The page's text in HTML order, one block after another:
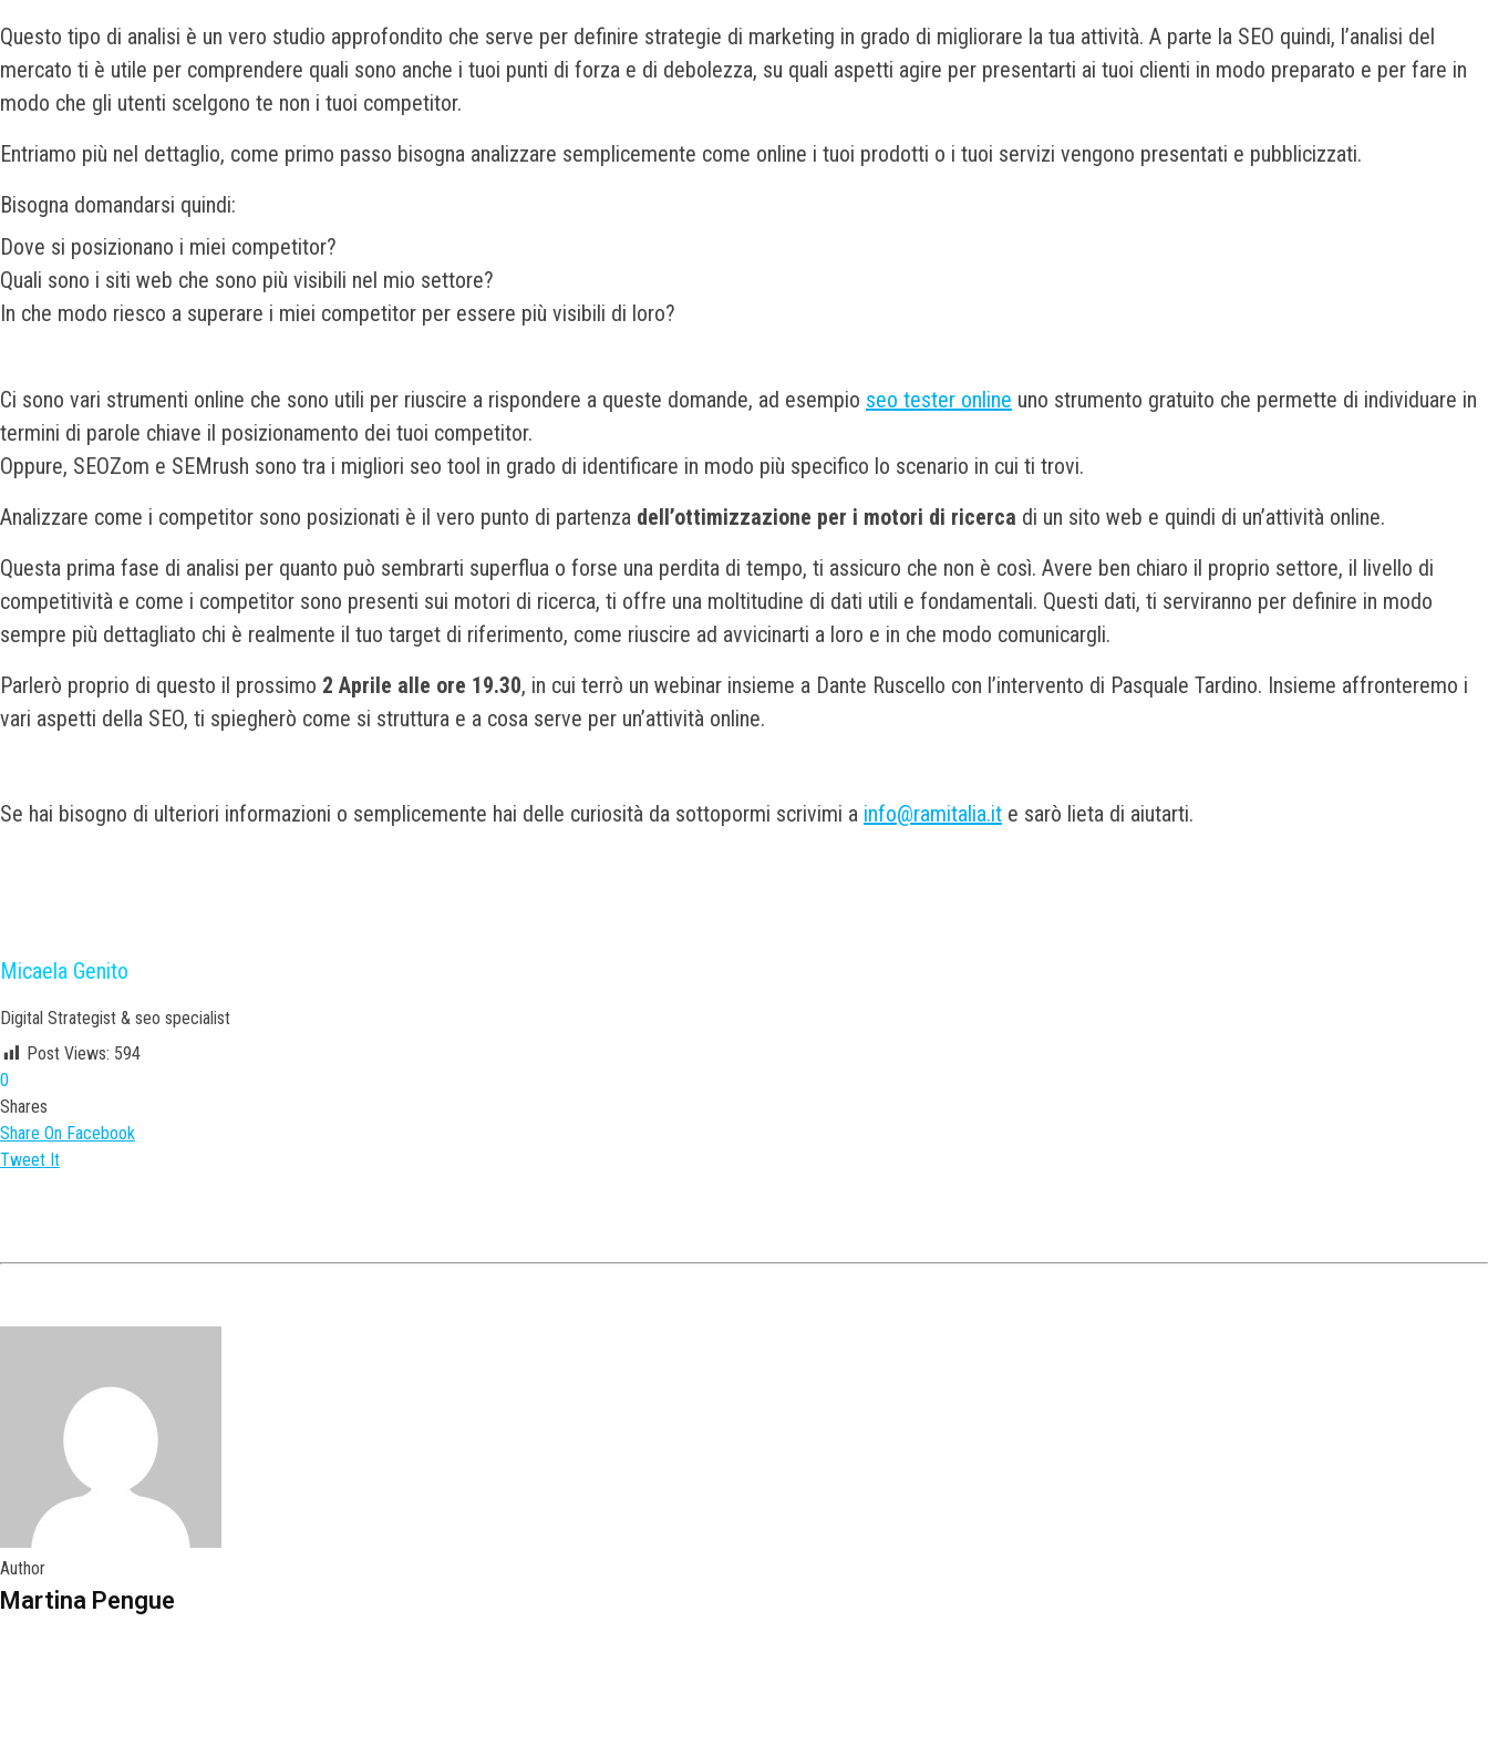
Questo tipo di analisi è un vero studio approfondito che serve per definire strategie di marketing in grado di migliorare la tua attività. A parte la SEO quindi, l’analisi del
mercato ti è utile per comprendere quali sono anche i tuoi punti di forza e di debolezza, su quali aspetti agire per presentarti ai tuoi clienti in modo preparato e per fare in
modo che gli utenti scelgono te non i tuoi competitor.
Entriamo più nel dettaglio, come primo passo bisogna analizzare semplicemente come online i tuoi prodotti o i tuoi servizi vengono presentati e pubblicizzati.
Bisogna domandarsi quindi:
Dove si posizionano i miei competitor?
Quali sono i siti web che sono più visibili nel mio settore?
In che modo riesco a superare i miei competitor per essere più visibili di loro?
Ci sono vari strumenti online che sono utili per riuscire a rispondere a queste domande, ad esempio seo tester online uno strumento gratuito che permette di individuare in
termini di parole chiave il posizionamento dei tuoi competitor.
Oppure, SEOZom e SEMrush sono tra i migliori seo tool in grado di identificare in modo più specifico lo scenario in cui ti trovi.
Analizzare come i competitor sono posizionati è il vero punto di partenza dell’ottimizzazione per i motori di ricerca di un sito web e quindi di un’attività online.
Questa prima fase di analisi per quanto può sembrarti superflua o forse una perdita di tempo, ti assicuro che non è così. Avere ben chiaro il proprio settore, il livello di
competitività e come i competitor sono presenti sui motori di ricerca, ti offre una moltitudine di dati utili e fondamentali. Questi dati, ti serviranno per definire in modo
sempre più dettagliato chi è realmente il tuo target di riferimento, come riuscire ad avvicinarti a loro e in che modo comunicargli.
Parlerò proprio di questo il prossimo 2 Aprile alle ore 19.30, in cui terrò un webinar insieme a Dante Ruscello con l’intervento di Pasquale Tardino. Insieme affronteremo i
vari aspetti della SEO, ti spiegherò come si struttura e a cosa serve per un’attività online.
Se hai bisogno di ulteriori informazioni o semplicemente hai delle curiosità da sottopormi scrivimi a info@ramitalia.it e sarò lieta di aiutarti.
Micaela Genito
Digital Strategist & seo specialist
Post Views: 594
0
Shares
Share On Facebook
Tweet It
Author
Martina Pengue